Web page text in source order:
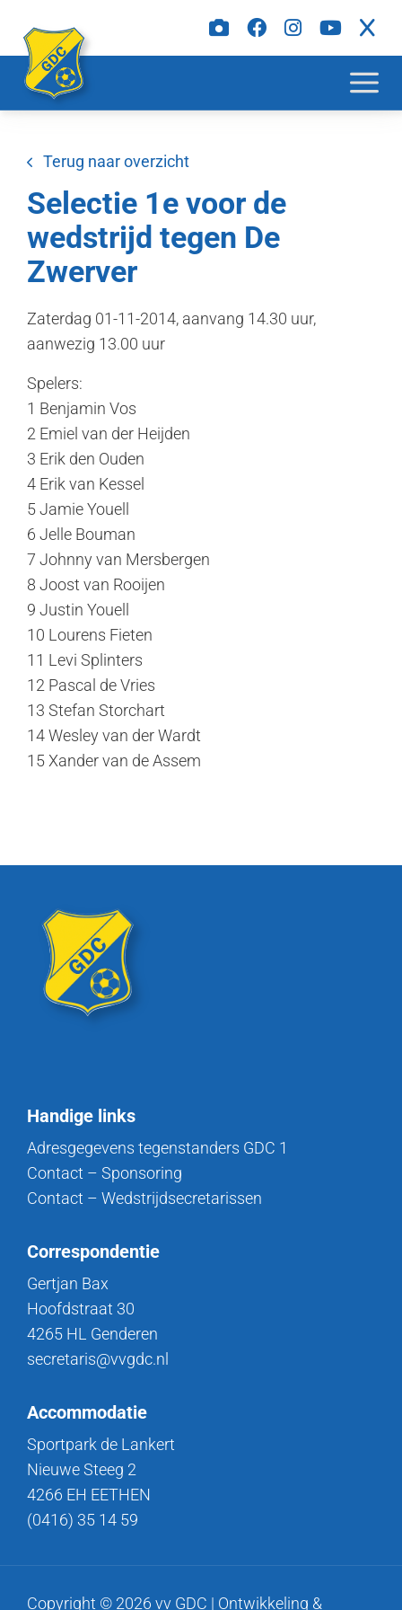
Terug naar overzicht
Selectie 1e voor de
wedstrijd tegen De
Zwerver
Zaterdag 01-11-2014, aanvang 14.30 uur,
aanwezig 13.00 uur
Spelers:
1 Benjamin Vos
2 Emiel van der Heijden
3 Erik den Ouden
4 Erik van Kessel
5 Jamie Youell
6 Jelle Bouman
7 Johnny van Mersbergen
8 Joost van Rooijen
9 Justin Youell
10 Lourens Fieten
11 Levi Splinters
12 Pascal de Vries
13 Stefan Storchart
14 Wesley van der Wardt
15 Xander van de Assem
Handige links
Adresgegevens tegenstanders GDC 1
Contact – Sponsoring
Contact – Wedstrijdsecretarissen
Correspondentie
Gertjan Bax
Hoofdstraat 30
4265 HL Genderen
secretaris@vvgdc.nl
Accommodatie
Sportpark de Lankert
Nieuwe Steeg 2
4266 EH EETHEN
(0416) 35 14 59
Copyright © 2026 vv GDC | Ontwikkeling &